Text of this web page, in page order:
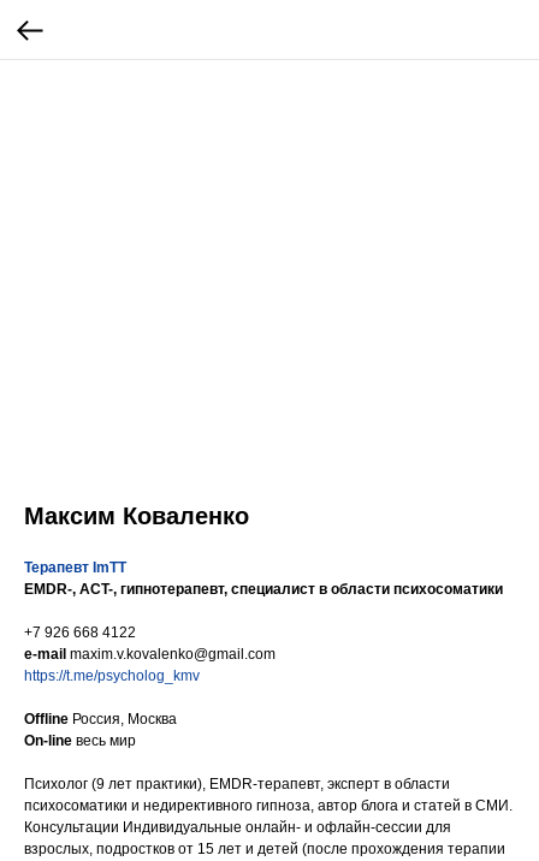
Максим Коваленко
Терапевт ImTT
EMDR-, ACT-, гипнотерапевт, специалист в области психосоматики
+7 926 668 4122
e-mail maxim.v.kovalenko@gmail.com
https://t.me/psycholog_kmv
Offline Россия, Москва
On-line весь мир
Психолог (9 лет практики), EMDR-терапевт, эксперт в области
психосоматики и недирективного гипноза, автор блога и статей в СМИ.
Консультации Индивидуальные онлайн- и офлайн-сессии для
взрослых, подростков от 15 лет и детей (после прохождения терапии